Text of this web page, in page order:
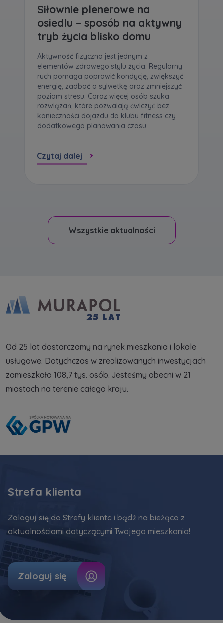
Siłownie plenerowe na
osiedlu – sposób na aktywny
tryb życia blisko domu
Aktywność fizyczna jest jednym z
elementów zdrowego stylu życia. Regularny
ruch pomaga poprawić kondycję, zwiększyć
energię, zadbać o sylwetkę oraz zmniejszyć
poziom stresu. Coraz więcej osób szuka
rozwiązań, które pozwalają ćwiczyć bez
konieczności dojazdu do klubu fitness czy
dodatkowego planowania czasu.
Czytaj dalej
Wszystkie aktualności
Od 25 lat dostarczamy na rynek mieszkania i lokale
usługowe. Dotychczas w zrealizowanych inwestycjach
zamieszkało 108,7 tys. osób. Jesteśmy obecni w 21
miastach na terenie całego kraju.
Strefa klienta
Zaloguj się do Strefy klienta i bądź na bieżąco z
aktualnościami dotyczącymi Twojego mieszkania!
Zaloguj się